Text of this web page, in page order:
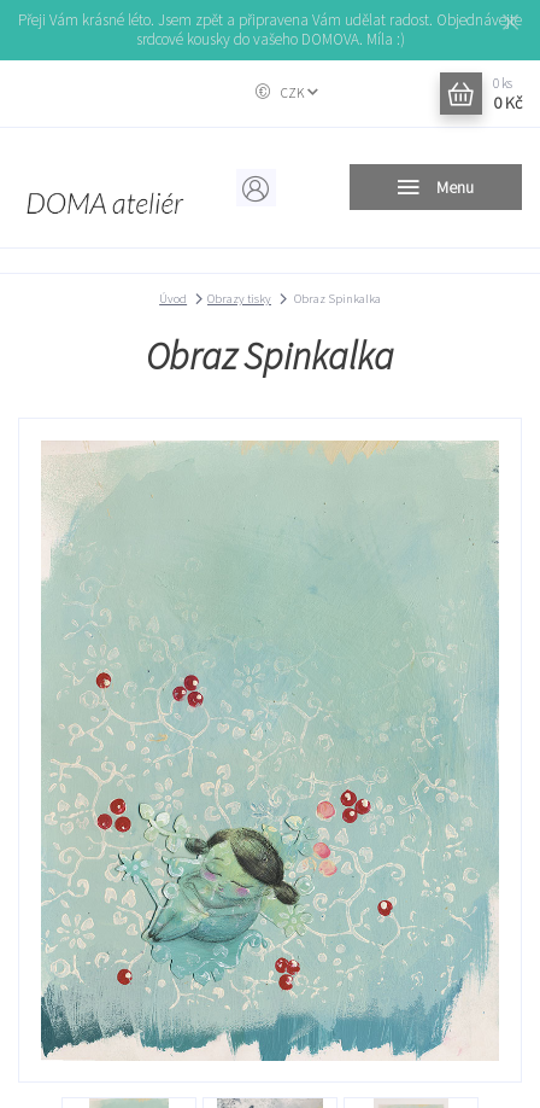
Přeji Vám krásné léto. Jsem zpět a připravena Vám udělat radost. Objednávejte
srdcové kousky do vašeho DOMOVA. Míla :)
Menu
CZK
0 ks
0 Kč
Úvod Obrazy tisky Obraz Spinkalka
Obraz Spinkalka